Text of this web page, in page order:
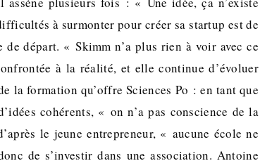
à surmonter pour créer sa startup est de
départ. « Skimm n’a plus rien à voir avec ce
à la réalité, et elle continue d’évoluer
la formation qu’offre Sciences Po : en tant que
cohérents, « on n’a pas conscience de la
le jeune entrepreneur, « aucune école ne
de s’investir dans une association. Antoine